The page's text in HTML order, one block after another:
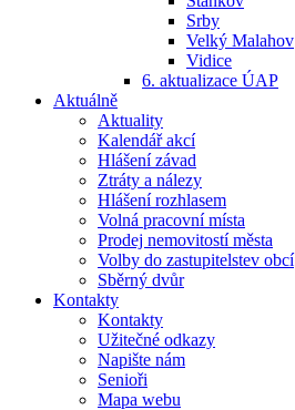
Srby
Velký Malahov
Vidice
6. aktualizace ÚAP
Aktuálně
Aktuality
Kalendář akcí
Hlášení závad
Ztráty a nálezy
Hlášení rozhlasem
Volná pracovní místa
Prodej nemovitostí města
Volby do zastupitelstev obcí
Sběrný dvůr
Kontakty
Kontakty
Užitečné odkazy
Napište nám
Senioři
Mapa webu